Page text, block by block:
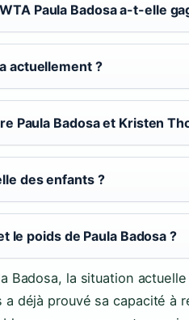
Paula Badosa a-t-elle
actuellement ?
Paula Badosa et Kristen
des enfants ?
le poids de Paula Badosa ?
Badosa, la situation
a déjà prouvé sa capacité à